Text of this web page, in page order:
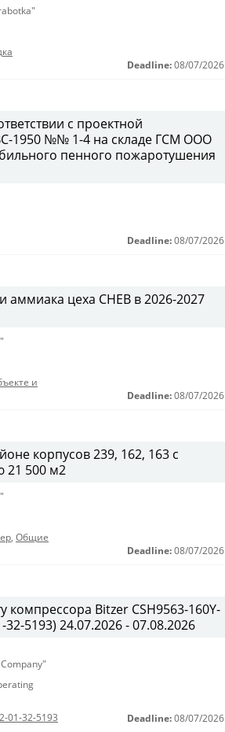
Deadline: 08/07/2026
с проектной
1950 №№ 1-4 на складе ГСМ ООО
пенного пожаротушения
Deadline: 08/07/2026
аммиака цеха СНЕВ в 2026-2027
и
Deadline: 08/07/2026
корпусов 239, 162, 163 с
21 500 м2
, Общие
Deadline: 08/07/2026
Bitzer CSH9563-160Y-
32-5193) 24.07.2026 - 07.08.2026
01-32-5193 Deadline: 08/07/2026